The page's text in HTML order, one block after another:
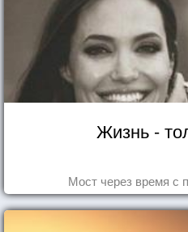
Жизнь -
Мост через время